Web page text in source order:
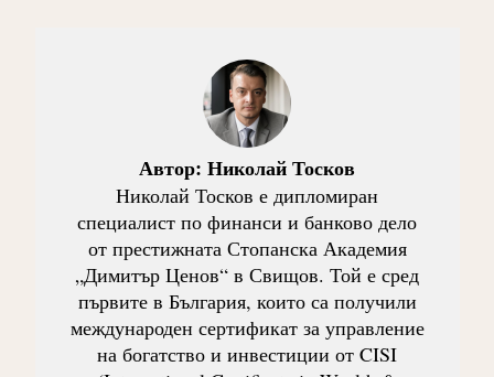
Автор: Николай Тосков
Николай Тосков е дипломиран
специалист по финанси и банково дело
от престижната Стопанска Академия
„Димитър Ценов“ в Свищов. Той е сред
първите в България, които са получили
международен сертификат за управление
на богатство и инвестиции от CISI